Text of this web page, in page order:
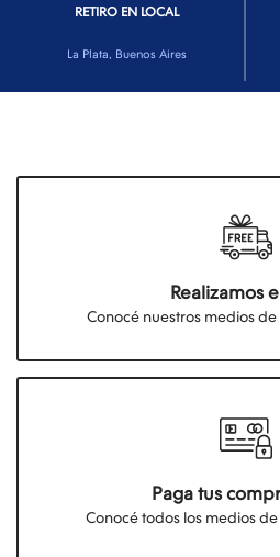
RETIRO EN LOCAL
La Plata, Buenos Aires
Realizamos
Conocé nuestros medios
Paga tus
Conocé todos los medios